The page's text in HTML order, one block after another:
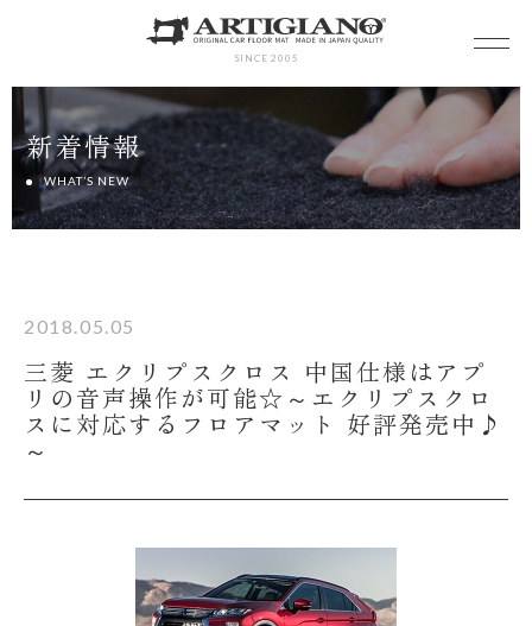
SINCE 2005
新着情報
WHAT’S NEW
2018.05.05
三菱 エクリプスクロス 中国仕様はアプ
リの音声操作が可能☆～エクリプスクロ
スに対応するフロアマット 好評発売中♪
～